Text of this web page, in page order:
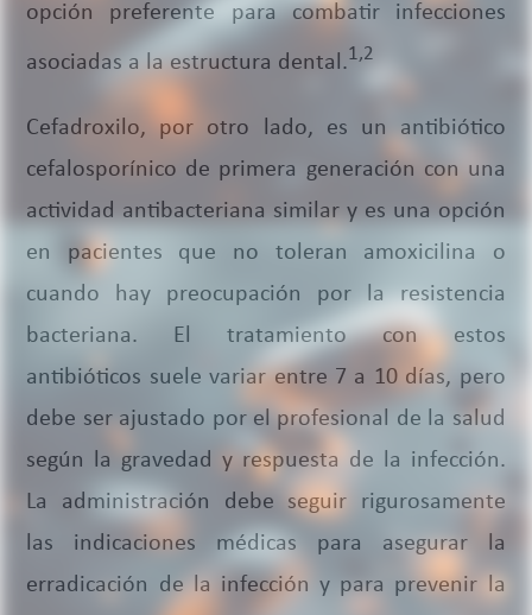
opción preferente para combatir infecciones
asociadas a la estructura dental.1,2
Cefadroxilo, por otro lado, es un antibiótico
cefalosporínico de primera generación con una
actividad antibacteriana similar y es una opción
en pacientes que no toleran amoxicilina o
cuando hay preocupación por la resistencia
bacteriana. El tratamiento con estos
antibióticos suele variar entre 7 a 10 días, pero
debe ser ajustado por el profesional de la salud
según la gravedad y respuesta de la infección.
La administración debe seguir rigurosamente
las indicaciones médicas para asegurar la
erradicación de la infección y para prevenir la